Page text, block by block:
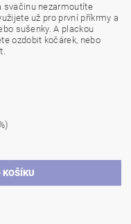
svačinu nezarmoutíte
už pro první příkrmy a
sušenky. A plackou
ozdobit kočárek, nebo